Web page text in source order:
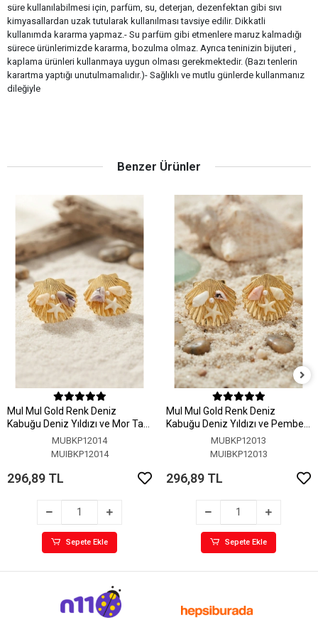
süre kullanılabilmesi için, parfüm, su, deterjan, dezenfektan gibi sıvı
kimyasallardan uzak tutularak kullanılması tavsiye edilir. Dikkatli
kullanımda kararma yapmaz.- Su parfüm gibi etmenlere maruz kalmadığı
sürece ürünlerimizde kararma, bozulma olmaz. Ayrıca teninizin bijuteri ,
kaplama ürünleri kullanmaya uygun olması gerekmektedir. (Bazı tenlerin
karartma yaptığı unutulmamalıdır.)- Sağlıklı ve mutlu günlerde kullanmanız
dileğiyle
Benzer Ürünler
MuI MuI Gold Renk Deniz
Kabuğu Deniz Yıldızı ve Mor Taş
Detaylı KüpeMUBKP12014
MUIBKP12014
296,89 TL
Sepete Ekle
MuI MuI Gold Renk Deniz
Kabuğu Deniz Yıldızı ve Pembe
Taş Detaylı Küpe
MUBKP12013
MUIBKP12013
296,89 TL
Sepete Ekle